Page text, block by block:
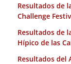
Resultados de
Challenge
Resultados de
Hípico de las
Resultados del